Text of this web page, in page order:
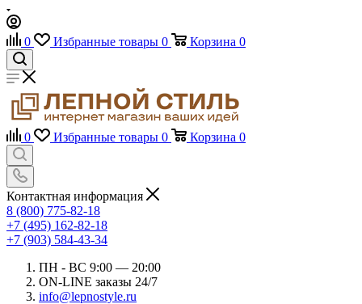
0 Избранные товары 0 Корзина 0
0 Избранные товары 0 Корзина 0
Контактная информация
8 (800) 775-82-18
+7 (495) 162-82-18
+7 (903) 584-43-34
ПН - ВС 9:00 — 20:00
ON-LINE заказы 24/7
info@lepnostyle.ru